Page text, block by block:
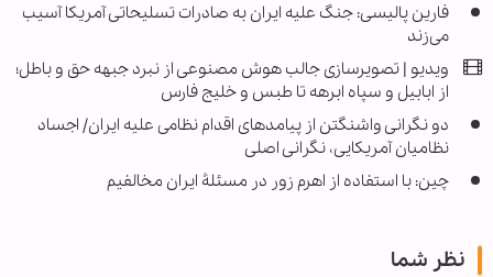
فارین پالیسی: جنگ علیه ایران به صادرات تسلیحاتی آمریکا آسیب
می‌زند
ویدیو | تصویرسازی جالب هوش مصنوعی از نبرد جبهه حق و باطل؛
از ابابیل و سپاه ابرهه تا طبس و خلیج فارس
دو نگرانی واشنگتن از پیامدهای اقدام نظامی علیه ایران/ اجساد
نظامیان آمریکایی، نگرانی اصلی
چین: با استفاده از اهرم زور در مسئلۀ ایران مخالفیم
نظر شما